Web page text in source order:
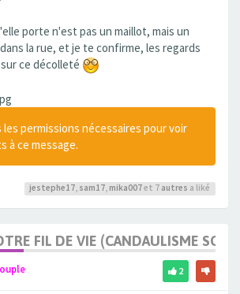
porte n'est pas un maillot, mais un
la rue, et je te confirme, les regards
ce décolleté
les permissions nécessaires pour voir
à ce message.
jestephe17, sam17, mika007et 7 autres a liké
FIL DE VIE (CANDAULISME
2